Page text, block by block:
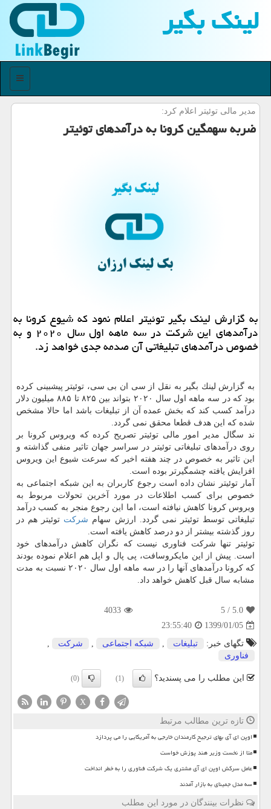
لینك بگیر
منو
مدیر مالی توئیتر اعلام كرد:
ضربه سهمگین كرونا به درآمدهای توئیتر
به گزارش لینك بگیر توئیتر اعلام نمود كه شیوع كرونا به
درآمدهای این شركت در سه ماهه اول سال ۲۰۲۰ و به
خصوص درآمدهای تبلیغاتی آن صدمه جدی خواهد زد.
به گزارش لینك بگیر به نقل از سی ان بی سی، توئیتر پیشبینی كرده
بود كه در سه ماهه اول سال ۲۰۲۰ بتواند بین ۸۲۵ تا ۸۸۵ میلیون دلار
درآمد كسب كند كه بخش عمده آن از تبلیغات باشد اما حالا مشخص
شده كه این هدف قطعا محقق نمی گردد.
ند سگال مدیر امور مالی توئیتر تصریح كرده كه ویروس كرونا بر
روی درآمدهای تبلیغاتی توئیتر در سراسر جهان تاثیر منفی گذاشته و
این تاثیر به خصوص در چند هفته اخیر كه سرعت شیوع این ویروس
افزایش یافته چشمگیرتر بوده است.
آمار توئیتر نشان داده است رجوع كاربران به این شبكه اجتماعی به
خصوص برای كسب اطلاعات در مورد آخرین تحولات مربوط به
ویروس كرونا كاهش نیافته است، اما این رجوع منجر به كسب درآمد
تبلیغاتی توسط توئیتر نمی گردد. ارزش سهام شركت توئیتر هم در
روز گذشته بیشتر از دو درصد كاهش یافته است.
توئیتر تنها شركت فناوری نیست كه نگران كاهش درآمدهای خود
است. پیش از این مایكروسافت، پی پال و اپل هم اعلام نموده بودند
كه كرونا درآمدهای آنها را در سه ماهه اول سال ۲۰۲۰ نسبت به مدت
مشابه سال قبل كاهش خواهد داد.
5.0
/ 5
4033
1399/01/05
23:55:40
تگهای خبر:
تبلیغات , شبكه اجتماعی , شركت
,
فناوری
این مطلب را می پسندید؟ (1)
(0)
X
تازه ترین مطالب مرتبط
اوپن ای آی بهای ترجیح کارمندان خارجی به آمریکایی را می پردازد
متا از نخست وزیر هند پوزش خواست
عامل سرکش اوپن ای آی مشتری یک شرکت فناوری را به خطر انداخت
سه مدل جمینای به بازار آمدند
نظرات بینندگان در مورد این مطلب